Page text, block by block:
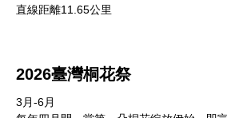
直線距離11.65公里
2026臺灣桐花祭
3月-6月